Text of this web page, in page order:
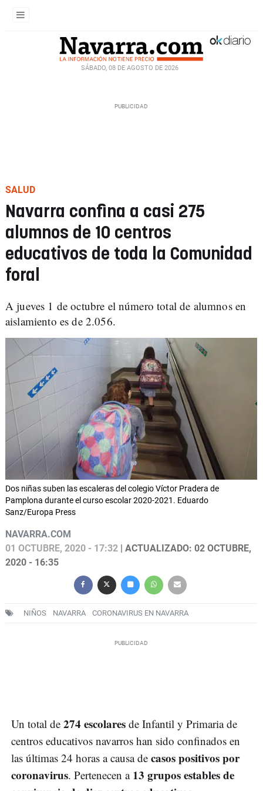
SÁBADO, 08 DE AGOSTO DE 2026
SALUD
Navarra confina a casi 275
alumnos de 10 centros
educativos de toda la Comunidad
foral
A jueves 1 de octubre el número total de alumnos en
aislamiento es de 2.056.
Dos niñas suben las escaleras del colegio Víctor Pradera de
Pamplona durante el curso escolar 2020-2021. Eduardo
Sanz/Europa Press
NAVARRA.COM
01 OCTUBRE, 2020 - 17:32 | ACTUALIZADO: 02 OCTUBRE,
2020 - 16:35
NIÑOS NAVARRA CORONAVIRUS EN NAVARRA
Un total de 274 escolares de Infantil y Primaria de
centros educativos navarros han sido confinados en
las últimas 24 horas a causa de casos positivos por
coronavirus. Pertenecen a 13 grupos estables de